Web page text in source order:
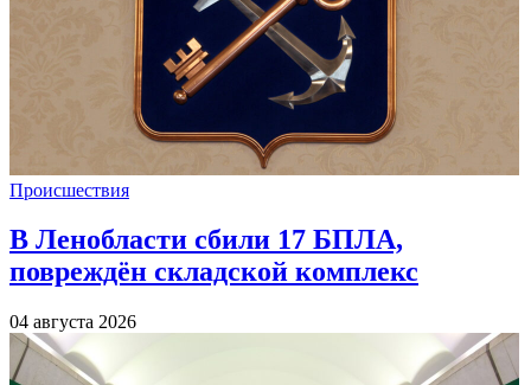
Происшествия
В Ленобласти сбили 17 БПЛА,
повреждён складской комплекс
04 августа 2026